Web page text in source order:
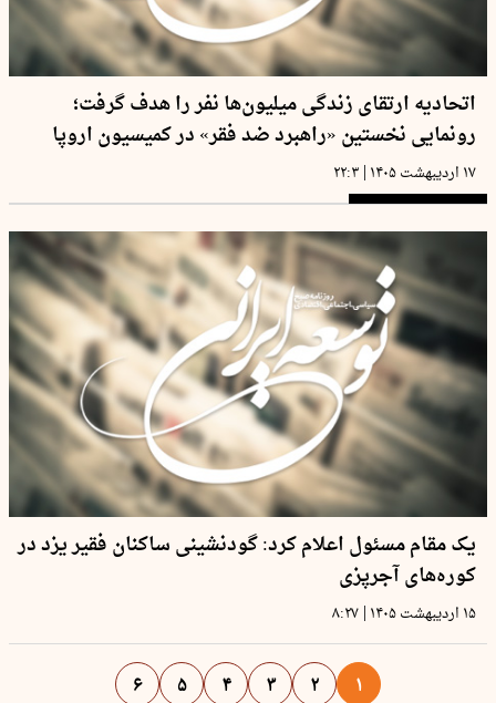
اتحادیه ارتقای زندگی میلیو‌ن‌ها نفر را هدف گرفت؛
رونمایی نخستین «راهبرد ضد فقر» در کمیسیون اروپا
۱۷ اردیبهشت ۱۴۰۵ | ۲۲:۳
یک مقام مسئول اعلام کرد: گودنشینی ساکنان فقیر یزد در
کوره‌‌های آجرپزی
۱۵ اردیبهشت ۱۴۰۵ | ۸:۲۷
۱ ۲ ۳ ۴ ۵ ۶